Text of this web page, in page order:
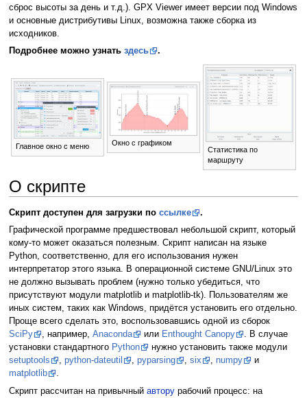
сброс высоты за день и т.д.). GPX Viewer имеет версии под Windows
и основные дистрибутивы Linux, возможна также сборка из
исходников.
Подробнее можно узнать здесь .
Главное окно с меню
Окно с графиком
Статистика по
маршруту
О скрипте
Скрипт доступен для загрузки по ссылке
.
Графической программе предшествовал небольшой скрипт, который
кому-то может оказаться полезным. Скрипт написан на языке
Python, соответственно, для его использования нужен
интерпретатор этого языка. В операционной системе GNU/Linux это
не должно вызывать проблем (нужно только убедиться, что
присутствуют модули matplotlib и matplotlib-tk). Пользователям же
иных систем, таких как Windows, придётся установить его отдельно.
Проще всего сделать это, воспользовавшись одной из сборок
SciPy
, например, Anaconda или Enthought Canopy
. В случае
установки стандартного Python
нужно установить также модули
setuptools
, python-dateutil , pyparsing , six , numpy
и
matplotlib
.
Скрипт рассчитан на привычный авторурабочий процесс: на